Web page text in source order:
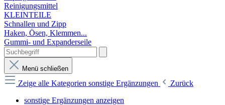
Reinigungsmittel
KLEINTEILE
Schnallen und Zipp
Haken, Ösen, Klemmen...
Gummi- und Expanderseile
Menü schließen
Zeige alle Kategorien sonstige Ergänzungen
Zurück
sonstige Ergänzungen anzeigen